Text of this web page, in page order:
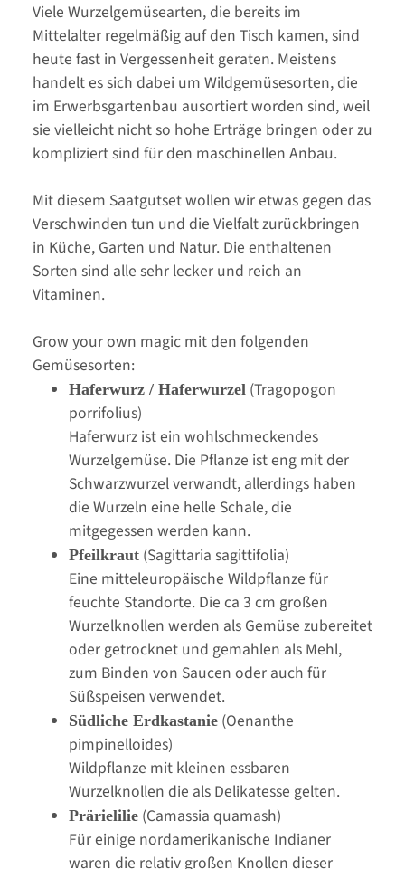
Viele Wurzelgemüsearten, die bereits im
Mittelalter regelmäßig auf den Tisch kamen, sind
heute fast in Vergessenheit geraten. Meistens
handelt es sich dabei um Wildgemüsesorten, die
im Erwerbsgartenbau ausortiert worden sind, weil
sie vielleicht nicht so hohe Erträge bringen oder zu
kompliziert sind für den maschinellen Anbau.
Mit diesem Saatgutset wollen wir etwas gegen das
Verschwinden tun und die Vielfalt zurückbringen
in Küche, Garten und Natur. Die enthaltenen
Sorten sind alle sehr lecker und reich an
Vitaminen.
Grow your own magic mit den folgenden
Gemüsesorten:
Haferwurz / Haferwurzel (Tragopogon
porrifolius)
Haferwurz ist ein wohlschmeckendes
Wurzelgemüse. Die Pflanze ist eng mit der
Schwarzwurzel verwandt, allerdings haben
die Wurzeln eine helle Schale, die
mitgegessen werden kann.
Pfeilkraut (Sagittaria sagittifolia)
Eine mitteleuropäische Wildpflanze für
feuchte Standorte. Die ca 3 cm großen
Wurzelknollen werden als Gemüse zubereitet
oder getrocknet und gemahlen als Mehl,
zum Binden von Saucen oder auch für
Süßspeisen verwendet.
Südliche Erdkastanie (Oenanthe
pimpinelloides)
Wildpflanze mit kleinen essbaren
Wurzelknollen die als Delikatesse gelten.
Prärielilie (Camassia quamash)
Für einige nordamerikanische Indianer
waren die relativ großen Knollen dieser